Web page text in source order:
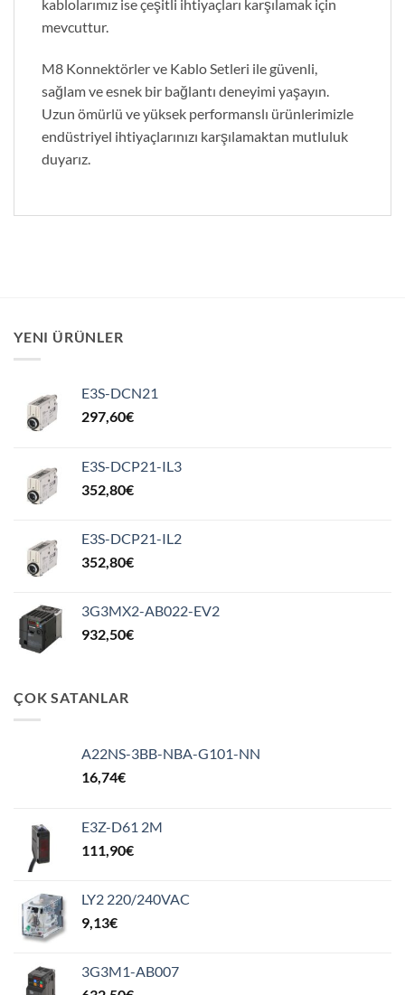
kablolarımız ise çeşitli ihtiyaçları karşılamak için
mevcuttur.
M8 Konnektörler ve Kablo Setleri ile güvenli,
sağlam ve esnek bir bağlantı deneyimi yaşayın.
Uzun ömürlü ve yüksek performanslı ürünlerimizle
endüstriyel ihtiyaçlarınızı karşılamaktan mutluluk
duyarız.
YENI ÜRÜNLER
E3S-DCN21
297,60€
E3S-DCP21-IL3
352,80€
E3S-DCP21-IL2
352,80€
3G3MX2-AB022-EV2
932,50€
ÇOK SATANLAR
A22NS-3BB-NBA-G101-NN
16,74€
E3Z-D61 2M
111,90€
LY2 220/240VAC
9,13€
3G3M1-AB007